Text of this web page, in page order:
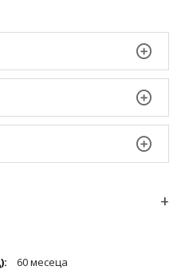
+
60 месеца